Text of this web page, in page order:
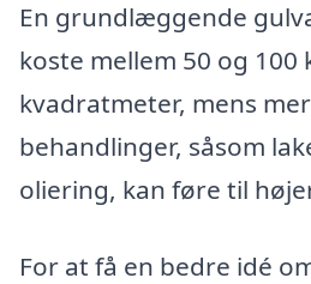
En grundlæggende
koste mellem 50 og 100
kvadratmeter, mens
behandlinger, såsom
oliering, kan føre til
For at få en bedre idé